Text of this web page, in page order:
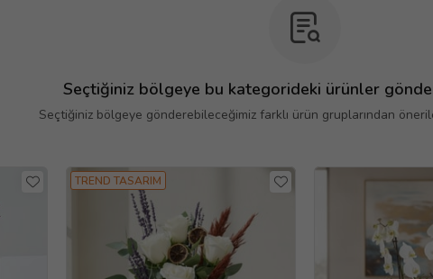
Seçtiğiniz bölgeye bu kategorideki ürünler
Seçtiğiniz bölgeye gönderebileceğimiz farklı ürün gruplarından
TREND TASARIM